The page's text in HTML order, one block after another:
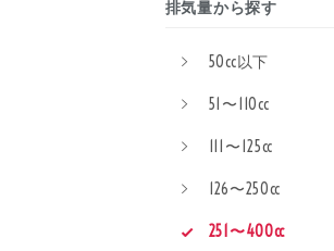
排気量から探す
50cc以下
51〜110cc
111〜125cc
126〜250cc
251〜400cc